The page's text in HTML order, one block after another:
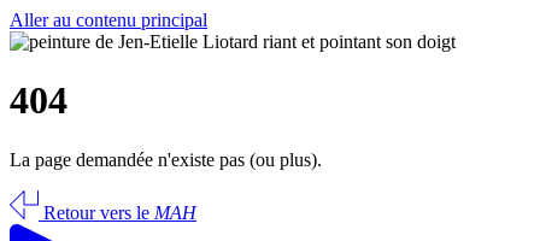
Aller au contenu principal
404
La page demandée n'existe pas (ou plus).
Retour vers le MAH